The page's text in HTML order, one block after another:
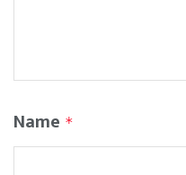
Name *